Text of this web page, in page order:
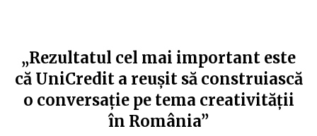
„Rezultatul cel mai important este
că UniCredit a reușit să construiască
o conversație pe tema creativității
în România”